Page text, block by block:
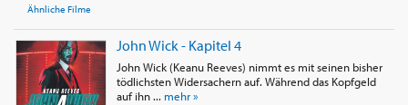
Ähnliche Filme
John Wick - Kapitel 4
John Wick (Keanu Reeves) nimmt es mit seinen bisher
tödlichsten Widersachern auf. Während das Kopfgeld
auf ihn ... mehr »